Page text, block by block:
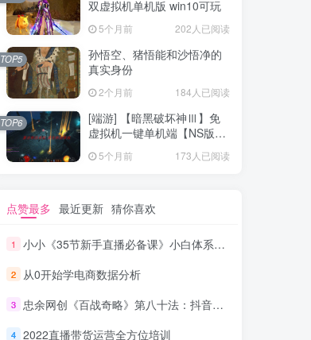
双虚拟机单机版 win10可玩
5个月前 202人已阅读
孙悟空、猪悟能和沙悟净的
真实身份
2个月前 184人已阅读
TOP5
[端游] 【暗黑破坏神Ⅲ】免
虚拟机一键单机端【NS版
5个月前 173人已阅读
TOP6
点赞最多 最近更新 猜你喜欢
1 小小《35节新手直播必备课》小白体系化的直播方法
2 从0开始学电商数据分析
3 忠余网创《百战奇略》第八十法：抖音暴利赚钱项目，一单利润过千
4 2022直播带货运营全方位培训